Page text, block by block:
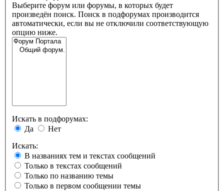
Выберите форум или форумы, в которых будет
произведён поиск. Поиск в подфорумах производится
автоматически, если вы не отключили соответствующую
опцию ниже.
Искать в подфорумах:
Да
Нет
Искать:
В названиях тем и текстах сообщений
Только в текстах сообщений
Только по названию темы
Только в первом сообщении темы